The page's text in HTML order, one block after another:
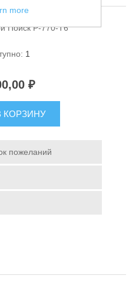
средства
Поиск P-770-T6
1
₽
КОРЗИНУ
пожеланий
more